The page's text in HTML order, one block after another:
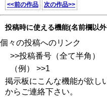
<<前の作品 次の作品>>
投稿時に使える機能(名前欄以
個々の投稿へのリンク
>>投稿番号（全て半角）
（例） >>1
掲示板にこんな機能が欲し
からご連絡下さい。